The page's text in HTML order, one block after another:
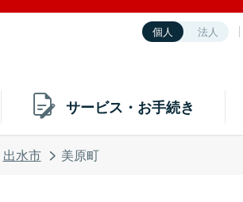
個人 法人
サービス・お手続き
出水市 美原町